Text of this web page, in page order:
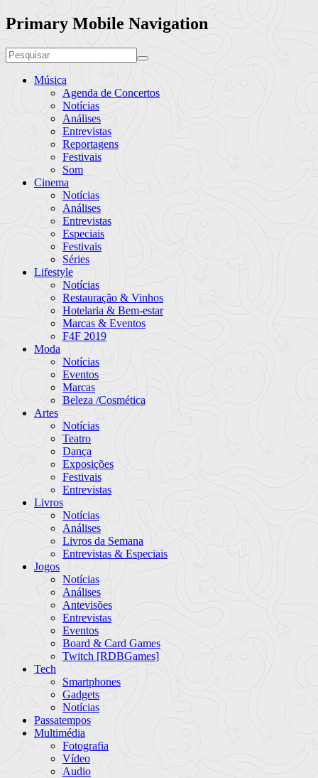
Primary Mobile Navigation
Música
Agenda de Concertos
Notícias
Análises
Entrevistas
Reportagens
Festivais
Som
Cinema
Notícias
Análises
Entrevistas
Especiais
Festivais
Séries
Lifestyle
Notícias
Restauração & Vinhos
Hotelaria & Bem-estar
Marcas & Eventos
F4F 2019
Moda
Notícias
Eventos
Marcas
Beleza /Cosmética
Artes
Notícias
Teatro
Dança
Exposições
Festivais
Entrevistas
Livros
Notícias
Análises
Livros da Semana
Entrevistas & Especiais
Jogos
Notícias
Análises
Antevisões
Entrevistas
Eventos
Board & Card Games
Twitch [RDBGames]
Tech
Smartphones
Gadgets
Notícias
Passatempos
Multimédia
Fotografia
Vídeo
Audio